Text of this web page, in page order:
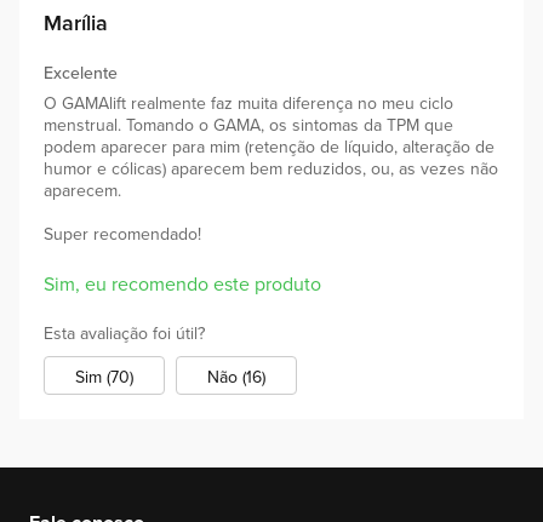
Marília
Excelente
O GAMAlift realmente faz muita diferença no meu ciclo
menstrual. Tomando o GAMA, os sintomas da TPM que
podem aparecer para mim (retenção de líquido, alteração de
humor e cólicas) aparecem bem reduzidos, ou, as vezes não
aparecem.
Super recomendado!
Sim, eu recomendo este produto
Esta avaliação foi útil?
Sim (70)
Não (16)